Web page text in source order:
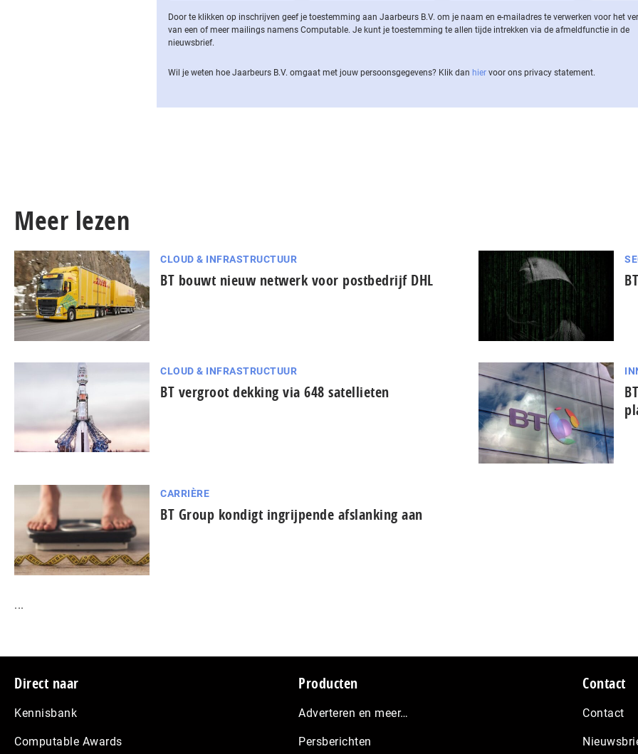
Door te klikken op inschrijven geef je toestemming aan Jaarbeurs B.V. om je naam en e-mailadres te verwerken voor het
van een of meer mailings namens Computable. Je kunt je toestemming te allen tijde intrekken via de af­meld­func­tie in de
nieuwsbrief.
Wil je weten hoe Jaarbeurs B.V. omgaat met jouw per­soons­ge­ge­vens? Klik dan hier voor ons privacy statement.
Meer lezen
CLOUD & INFRASTRUCTUUR
BT bouwt nieuw netwerk voor postbedrijf DHL
CLOUD & INFRASTRUCTUUR
BT vergroot dekking via 648 satellieten
CARRIÈRE
BT Group kondigt ingrijpende afslanking aan
...
Footer
Direct naar
Kennisbank
Computable Awards
Producten
Adverteren en meer…
Persberichten
Contact
Contact